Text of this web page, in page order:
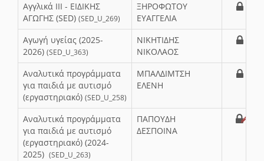
Αγγλικά ΙΙΙ - ΕΙΔΙΚΗΣ
ΑΓΩΓΗΣ (SED) (SED_U_269)
ΞΗΡΟΦΩΤΟΥ
ΕΥΑΓΓΕΛΙΑ
Αγωγή υγείας (2025-
2026) (SED_U_363)
ΝΙΚΗΤΙΔΗΣ
ΝΙΚΟΛΑΟΣ
Αναλυτικά προγράμματα
για παιδιά με αυτισμό
(εργαστηριακό) (SED_U_258)
ΜΠΑΛΔΙΜΤΣΗ
ΕΛΕΝΗ
Αναλυτικά προγράμματα
για παιδιά με αυτισμό
(εργαστηριακό) (2024-
2025) (SED_U_263)
ΠΑΠΟΥΔΗ
ΔΕΣΠΟΙΝΑ